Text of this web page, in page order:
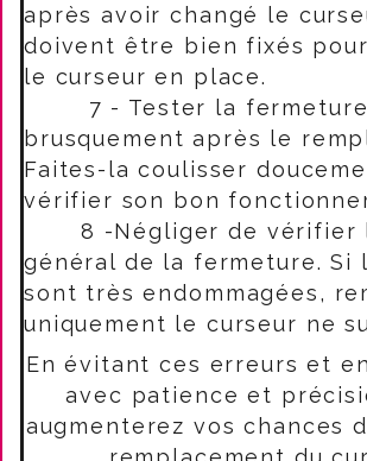
après avoir changé le
doivent être bien fixés
le curseur en place.
7 - Tester la fermeture
brusquement après le
Faites-la coulisser
vérifier son bon
8 -Négliger de vérifier
général de la fermeture. Si
sont très endommagées,
uniquement le curseur ne
En évitant ces erreurs et
avec patience et
augmenterez vos chances